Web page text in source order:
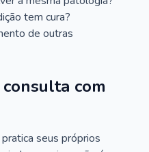
tem cura?
de outras
com
seus próprios